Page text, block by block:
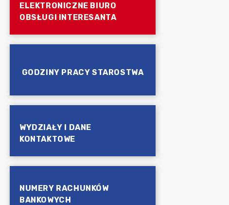
ELEKTRONICZNE BIURO
OBSŁUGI INTERESANTA
GODZINY PRACY STAROSTWA
WYDZIAŁY I DANE
KONTAKTOWE
NUMERY RACHUNKÓW
BANKOWYCH